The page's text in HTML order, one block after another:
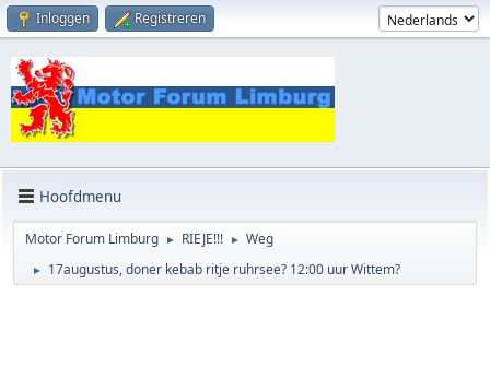
Inloggen Registreren
Hoofdmenu
Motor Forum Limburg ► RIEJE!!! ► Weg
► 17augustus, doner kebab ritje ruhrsee? 12:00 uur Wittem?